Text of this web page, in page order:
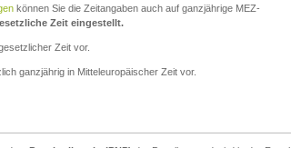
können Sie die Zeitangaben auch auf ganzjährige MEZ-
Zeit eingestellt.
Zeit vor.
ganzjährig in Mitteleuropäischer Zeit vor.